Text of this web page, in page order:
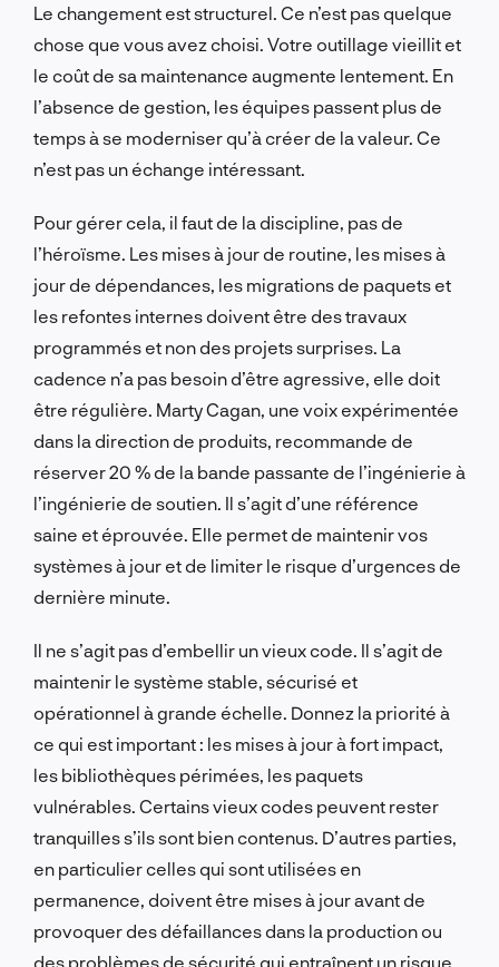
Le changement est structurel. Ce n’est pas quelque
chose que vous avez choisi. Votre outillage vieillit et
le coût de sa maintenance augmente lentement. En
l’absence de gestion, les équipes passent plus de
temps à se moderniser qu’à créer de la valeur. Ce
n’est pas un échange intéressant.
Pour gérer cela, il faut de la discipline, pas de
l’héroïsme. Les mises à jour de routine, les mises à
jour de dépendances, les migrations de paquets et
les refontes internes doivent être des travaux
programmés et non des projets surprises. La
cadence n’a pas besoin d’être agressive, elle doit
être régulière. Marty Cagan, une voix expérimentée
dans la direction de produits, recommande de
réserver 20 % de la bande passante de l’ingénierie à
l’ingénierie de soutien. Il s’agit d’une référence
saine et éprouvée. Elle permet de maintenir vos
systèmes à jour et de limiter le risque d’urgences de
dernière minute.
Il ne s’agit pas d’embellir un vieux code. Il s’agit de
maintenir le système stable, sécurisé et
opérationnel à grande échelle. Donnez la priorité à
ce qui est important : les mises à jour à fort impact,
les bibliothèques périmées, les paquets
vulnérables. Certains vieux codes peuvent rester
tranquilles s’ils sont bien contenus. D’autres parties,
en particulier celles qui sont utilisées en
permanence, doivent être mises à jour avant de
provoquer des défaillances dans la production ou
des problèmes de sécurité qui entraînent un risque